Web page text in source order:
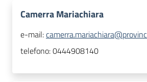
Camerra Mariachiara
e-mail:
telefono:0444908140